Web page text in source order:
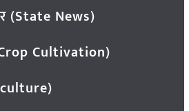
(State News)
Cultivation)